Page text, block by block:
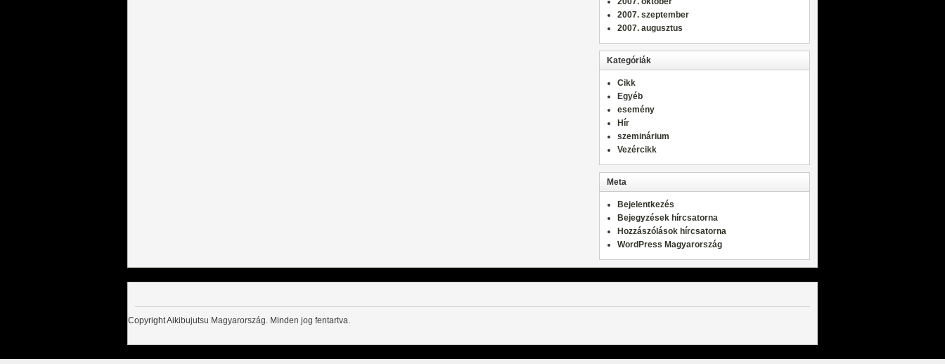
2007. szeptember
2007. augusztus
Kategóriák
Cikk
Egyéb
esemény
Hír
szeminárium
Vezércikk
Meta
Bejelentkezés
Bejegyzések hírcsatorna
Hozzászólások hírcsatorna
WordPress Magyarország
Copyright Aikibujutsu Magyarország. Minden jog fentartva.